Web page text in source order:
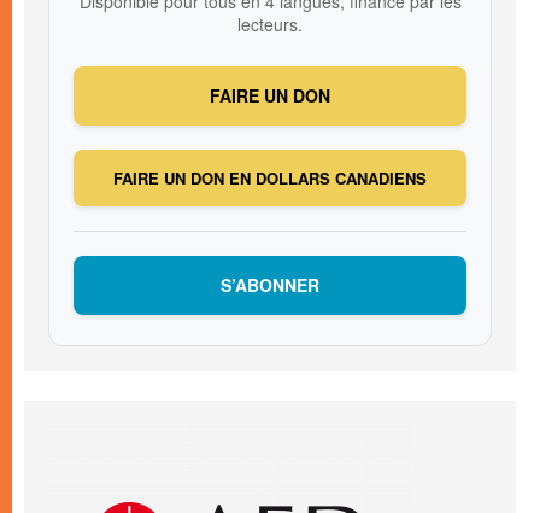
lecteurs.
FAIRE UN DON
FAIRE UN DON EN DOLLARS CANADIENS
S’ABONNER